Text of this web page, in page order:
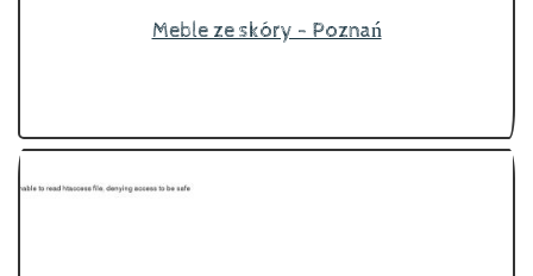
Meble ze skóry - Poznań